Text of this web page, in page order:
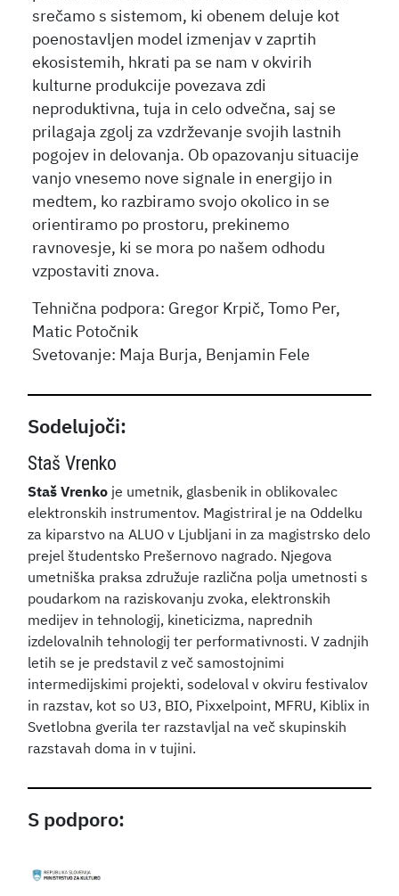
srečamo s sistemom, ki obenem deluje kot
poenostavljen model izmenjav v zaprtih
ekosistemih, hkrati pa se nam v okvirih
kulturne produkcije povezava zdi
neproduktivna, tuja in celo odvečna, saj se
prilagaja zgolj za vzdrževanje svojih lastnih
pogojev in delovanja. Ob opazovanju situacije
vanjo vnesemo nove signale in energijo in
medtem, ko razbiramo svojo okolico in se
orientiramo po prostoru, prekinemo
ravnovesje, ki se mora po našem odhodu
vzpostaviti znova.
Tehnična podpora: Gregor Krpič, Tomo Per,
Matic Potočnik
Svetovanje: Maja Burja, Benjamin Fele
Sodelujoči:
Staš Vrenko
Staš Vrenko je umetnik, glasbenik in oblikovalec
elektronskih instrumentov. Magistriral je na Oddelku
za kiparstvo na ALUO v Ljubljani in za magistrsko delo
prejel študentsko Prešernovo nagrado. Njegova
umetniška praksa združuje različna polja umetnosti s
poudarkom na raziskovanju zvoka, elektronskih
medijev in tehnologij, kineticizma, naprednih
izdelovalnih tehnologij ter performativnosti. V zadnjih
letih se je predstavil z več samostojnimi
intermedijskimi projekti, sodeloval v okviru festivalov
in razstav, kot so U3, BIO, Pixxelpoint, MFRU, Kiblix in
Svetlobna gverila ter razstavljal na več skupinskih
razstavah doma in v tujini.
S podporo: